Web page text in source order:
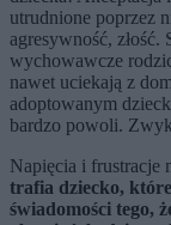
utrudnione poprzez
agresywność, złość.
wychowawcze
nawet uciekają z
adoptowanym
bardzo powoli.
Napięcia i frustracje
trafia dziecko,
świadomości tego,